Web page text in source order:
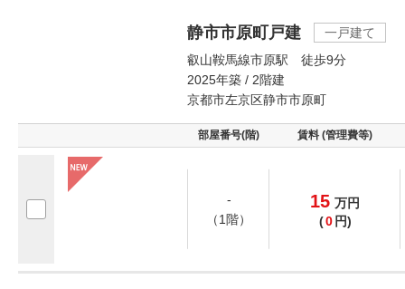
静市市原町戸建
一戸建て
叡山鞍馬線市原駅 徒歩9分
2025年築 / 2階建
京都市左京区静市市原町
部屋番号(階) 賃料 (管理費等)
-
（1階）
15 万円
(0 円)